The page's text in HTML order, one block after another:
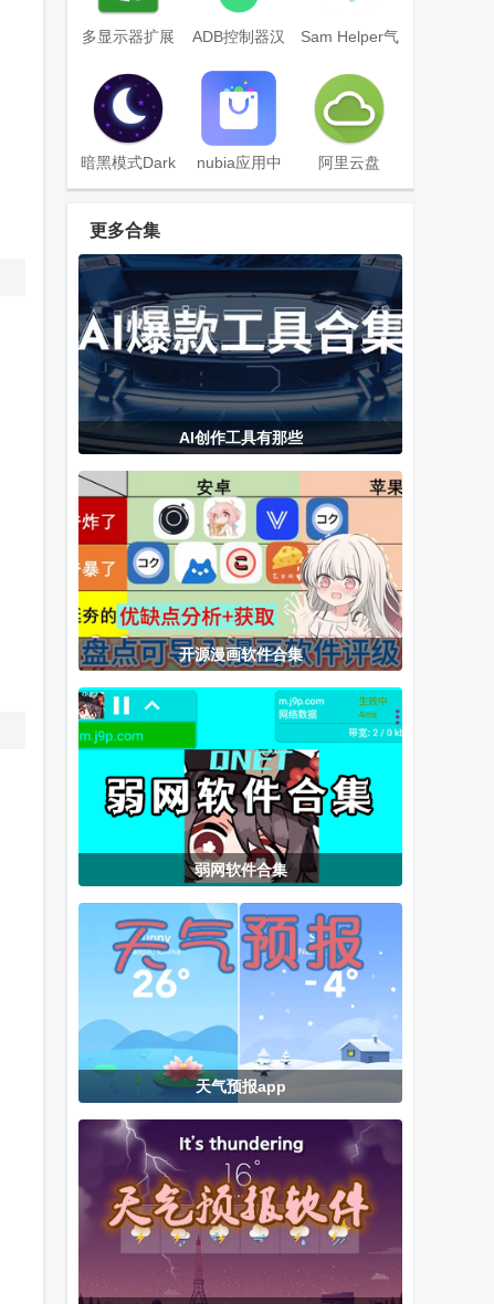
多显示器扩展
屏幕设置工具
(spacedesk)
ADB控制器汉
化版
Sam Helper气
官方版
暗黑模式Dark
Mode应用
nubia应用中
心app官方版
阿里云盘
Webdav安卓
大师兄影视TV
版免费版
Edge Canary
手机浏览器
Dr.Fone数据
恢复手机版
野草助手TV版
最新版
neutron
player完美免
费版
今天AI(Today
AI)
BiglyBT官方正
版
天天动听app
经典版
(TTPod)
sportEditor手
机运动修改器
最新版
53漫画免费观
看下拉式漫画
CUTTT九宫格
奇异社区app
官方正版下载
更多合集
AI创作工具有那些
开源漫画软件合集
弱网软件合集
天气预报app